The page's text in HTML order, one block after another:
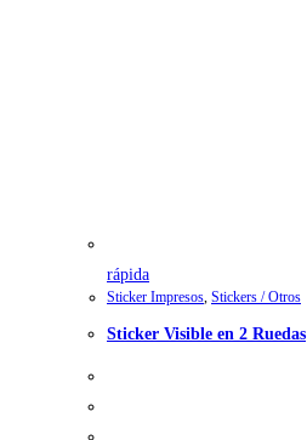
rápida
Sticker Impresos, Stickers / Otros
Sticker Visible en 2 Ruedas